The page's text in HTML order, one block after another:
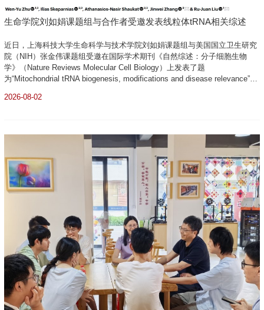
生命学院刘如娟课题组与合作者受邀发表线粒体tRNA相关综述
近日，上海科技大学生命科学与技术学院刘如娟课题组与美国国立卫生研究
院（NIH）张金伟课题组受邀在国际学术期刊《自然综述：分子细胞生物
学》（Nature Reviews Molecular Cell Biology）上发表了题
为“Mitochondrial tRNA biogenesis, modifications and disease relevance”的
RNA, mt-tRNA）在生物发生、加工成熟、化学修饰及疾病机制与治疗等方
2026-08-02